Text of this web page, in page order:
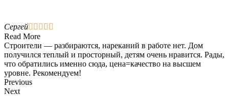
Сергей    
Read More
Строители — разбираются, нареканий в работе нет. Дом
получился теплый и просторный, детям очень нравится. Рады,
что обратились именно сюда, цена=качество на высшем
уровне. Рекомендуем!
Previous
Next